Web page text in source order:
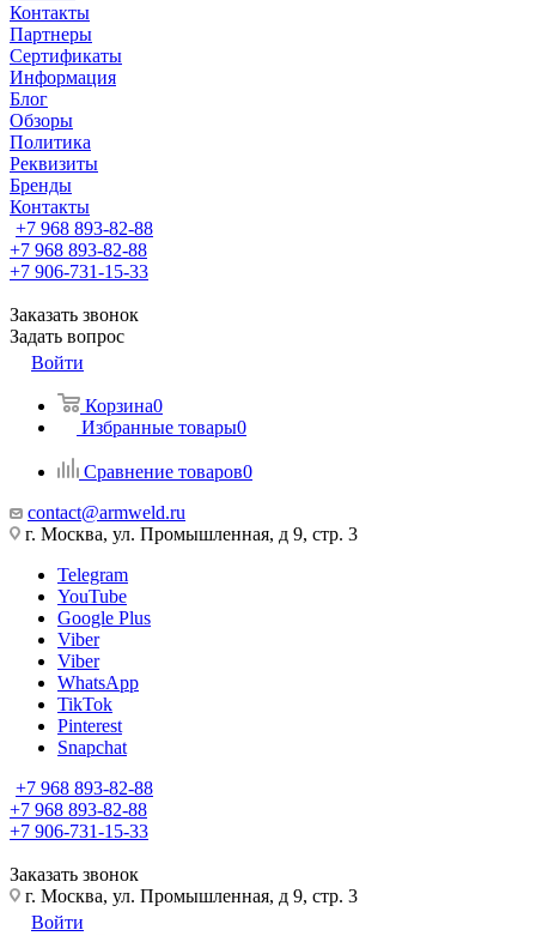
Контакты
Партнеры
Сертификаты
Информация
Блог
Обзоры
Политика
Реквизиты
Бренды
Контакты
+7 968 893-82-88
+7 968 893-82-88
+7 906-731-15-33
Заказать звонок
Задать вопрос
Войти
Корзина0
Избранные товары0
Сравнение товаров0
contact@armweld.ru
г. Москва, ул. Промышленная, д 9, стр. 3
Telegram
YouTube
Google Plus
Viber
Viber
WhatsApp
TikTok
Pinterest
Snapchat
+7 968 893-82-88
+7 968 893-82-88
+7 906-731-15-33
Заказать звонок
г. Москва, ул. Промышленная, д 9, стр. 3
Войти